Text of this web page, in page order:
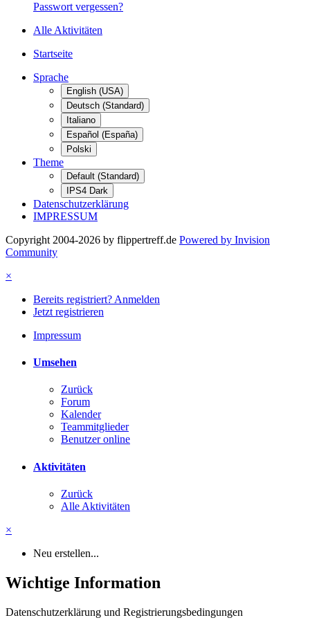
Passwort vergessen?
Alle Aktivitäten
Startseite
Sprache
English (USA)
Deutsch (Standard)
Italiano
Español (España)
Polski
Theme
Default (Standard)
IPS4 Dark
Datenschutzerklärung
IMPRESSUM
Copyright 2004-2026 by flippertreff.de Powered by Invision
Community
×
Bereits registriert? Anmelden
Jetzt registrieren
Impressum
Umsehen
Zurück
Forum
Kalender
Teammitglieder
Benutzer online
Aktivitäten
Zurück
Alle Aktivitäten
×
Neu erstellen...
Wichtige Information
Datenschutzerklärung und Registrierungsbedingungen